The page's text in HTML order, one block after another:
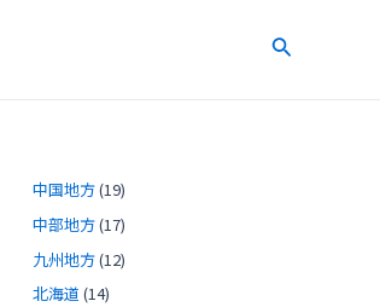
検
中国地方(19)
中部地方(17)
九州地方(12)
北海道 (14)